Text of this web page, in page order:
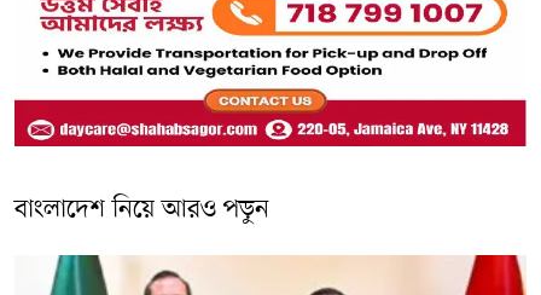
বাংলাদেশ নিয়ে আরও পড়ুন